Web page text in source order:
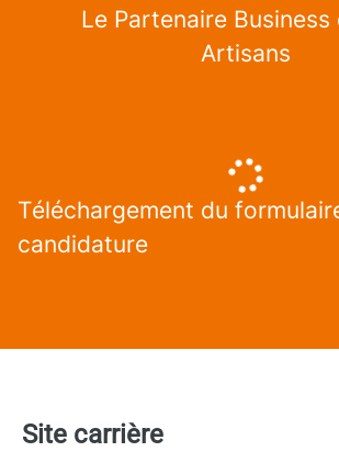
Le Partenaire Business
Artisans
Téléchargement du
candidature
Site carrière